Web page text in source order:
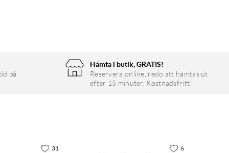
på
Hämta i butik, GRATIS!
Reservera online, redo att hämtas ut
efter 15 minuter. Kostnadsfritt!
31 6